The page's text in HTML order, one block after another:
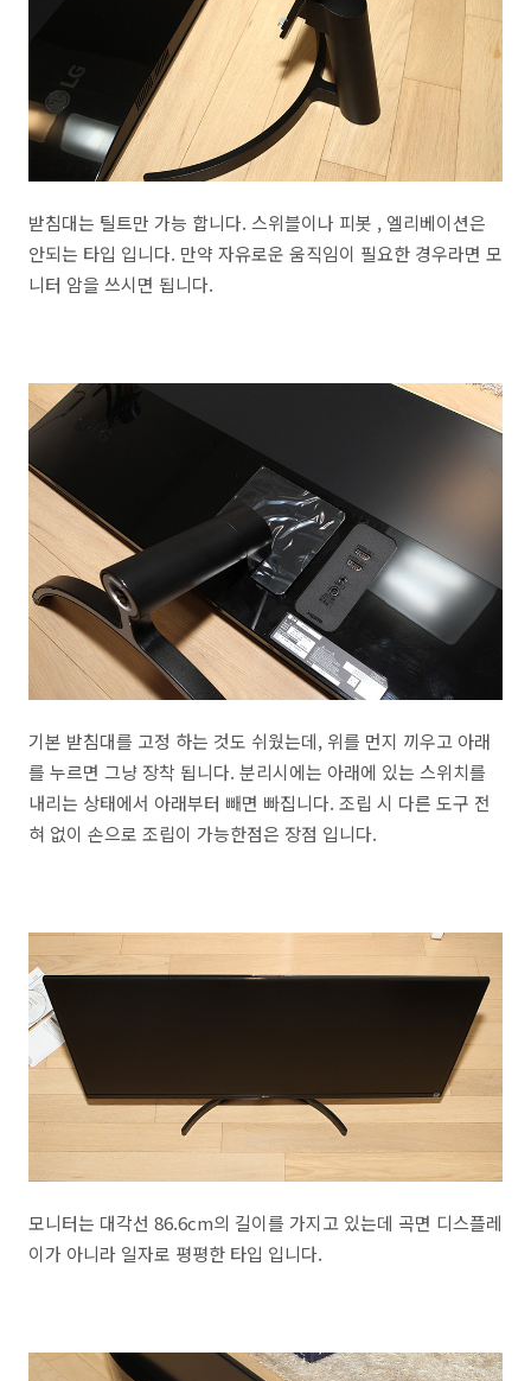
받침대는 틸트만 가능 합니다. 스위블이나 피봇 , 엘리베이션은
안되는 타입 입니다. 만약 자유로운 움직임이 필요한 경우라면 모
니터 암을 쓰시면 됩니다.
기본 받침대를 고정 하는 것도 쉬웠는데, 위를 먼지 끼우고 아래
를 누르면 그냥 장착 됩니다. 분리시에는 아래에 있는 스위치를
내리는 상태에서 아래부터 빼면 빠집니다. 조립 시 다른 도구 전
혀 없이 손으로 조립이 가능한점은 장점 입니다.
모니터는 대각선 86.6cm의 길이를 가지고 있는데 곡면 디스플레
이가 아니라 일자로 평평한 타입 입니다.